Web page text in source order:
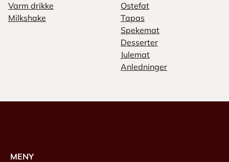
Varm drikke
Milkshake
Ostefat
Tapas
Spekemat
Desserter
Julemat
Anledninger
MENY